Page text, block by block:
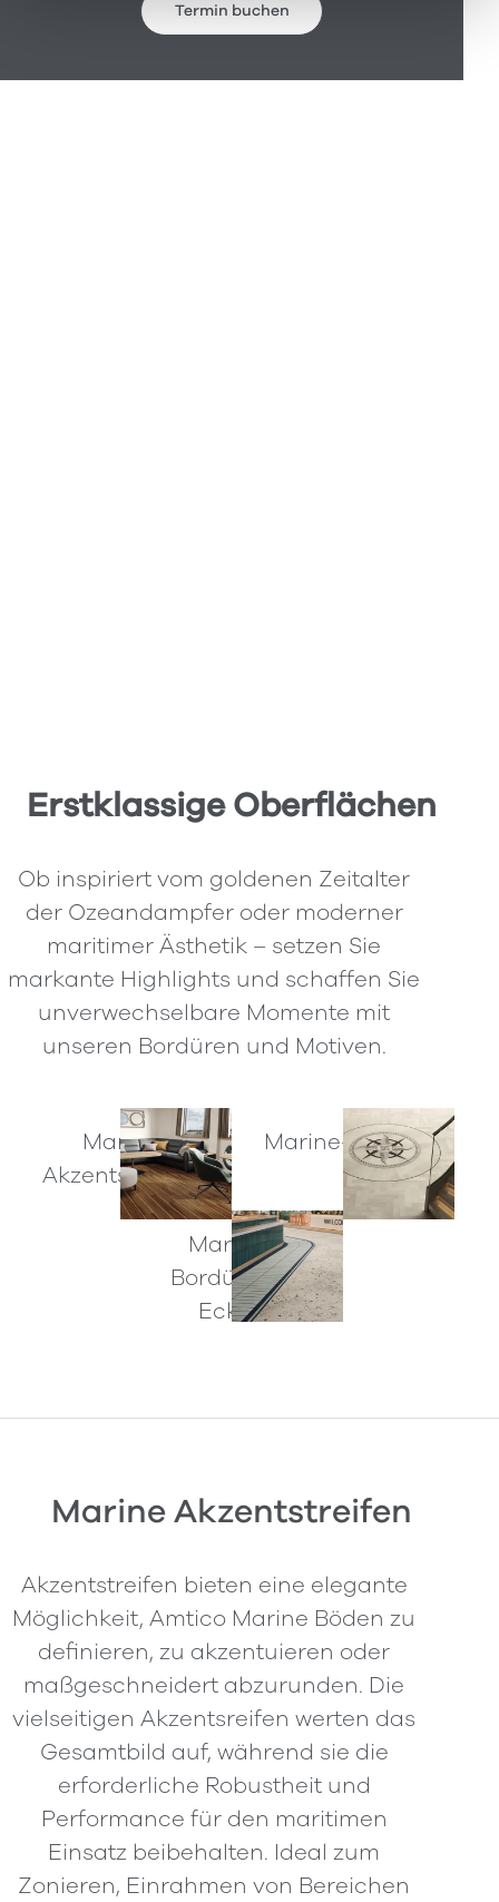
Termin buchen
Erstklassige Oberflächen
Ob inspiriert vom goldenen Zeitalter
der Ozeandampfer oder moderner
maritimer Ästhetik – setzen Sie
markante Highlights und schaffen Sie
unverwechselbare Momente mit
unseren Bordüren und Motiven.
Marine
Akzentstreifen
Marine-Motive
Marine-
Bordüren &
Ecken
Marine Akzentstreifen
Akzentstreifen bieten eine elegante
Möglichkeit, Amtico Marine Böden zu
definieren, zu akzentuieren oder
maßgeschneidert abzurunden. Die
vielseitigen Akzentsreifen werten das
Gesamtbild auf, während sie die
erforderliche Robustheit und
Performance für den maritimen
Einsatz beibehalten. Ideal zum
Zonieren, Einrahmen von Bereichen